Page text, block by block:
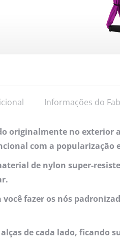
Informações do
originalmente no
com a popularização
de nylon super-
fazer os nós
de cada lado, ficando